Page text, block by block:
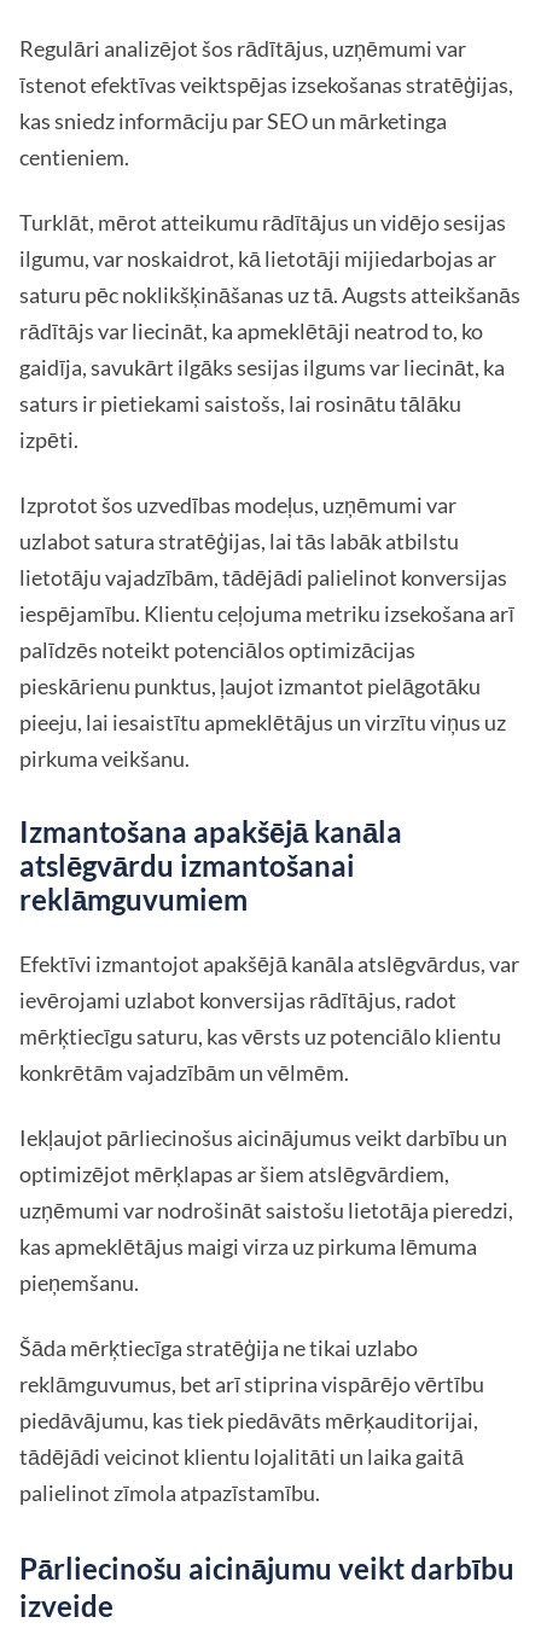
Regulāri analizējot šos rādītājus, uzņēmumi var
īstenot efektīvas veiktspējas izsekošanas stratēģijas,
kas sniedz informāciju par SEO un mārketinga
centieniem.
Turklāt, mērot atteikumu rādītājus un vidējo sesijas
ilgumu, var noskaidrot, kā lietotāji mijiedarbojas ar
saturu pēc noklikšķināšanas uz tā. Augsts atteikšanās
rādītājs var liecināt, ka apmeklētāji neatrod to, ko
gaidīja, savukārt ilgāks sesijas ilgums var liecināt, ka
saturs ir pietiekami saistošs, lai rosinātu tālāku
izpēti.
Izprotot šos uzvedības modeļus, uzņēmumi var
uzlabot satura stratēģijas, lai tās labāk atbilstu
lietotāju vajadzībām, tādējādi palielinot konversijas
iespējamību. Klientu ceļojuma metriku izsekošana arī
palīdzēs noteikt potenciālos optimizācijas
pieskārienu punktus, ļaujot izmantot pielāgotāku
pieeju, lai iesaistītu apmeklētājus un virzītu viņus uz
pirkuma veikšanu.
Izmantošana apakšējā kanāla
atslēgvārdu izmantošanai
reklāmguvumiem
Efektīvi izmantojot apakšējā kanāla atslēgvārdus, var
ievērojami uzlabot konversijas rādītājus, radot
mērķtiecīgu saturu, kas vērsts uz potenciālo klientu
konkrētām vajadzībām un vēlmēm.
Iekļaujot pārliecinošus aicinājumus veikt darbību un
optimizējot mērķlapas ar šiem atslēgvārdiem,
uzņēmumi var nodrošināt saistošu lietotāja pieredzi,
kas apmeklētājus maigi virza uz pirkuma lēmuma
pieņemšanu.
Šāda mērķtiecīga stratēģija ne tikai uzlabo
reklāmguvumus, bet arī stiprina vispārējo vērtību
piedāvājumu, kas tiek piedāvāts mērķauditorijai,
tādējādi veicinot klientu lojalitāti un laika gaitā
palielinot zīmola atpazīstamību.
Pārliecinošu aicinājumu veikt darbību
izveide